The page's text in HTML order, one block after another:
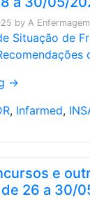
by A
→
, Infarmed,
e
26 a 30/